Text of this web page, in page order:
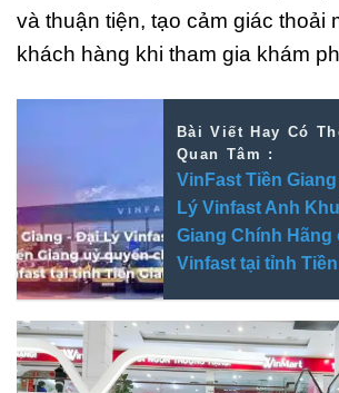
và thuận tiện, tạo cảm giác thoải
khách hàng khi tham gia khám
Bài Viết Hay Có
Quan Tâm :
VinFast Tiền
Lý Vinfast Anh
Giang Chính Hãng
Vinfast tại tỉnh